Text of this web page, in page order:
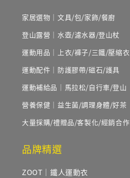
家居選物｜文具/包/家飾/餐廚
登山露營｜水壺/濾水器/登山杖
運動用品｜上衣/褲子/三鐵/壓縮衣
運動配件｜防護膠帶/磁石/護具
運動補給品｜馬拉松/自行車/登山
營養保健｜益生菌/調理身體/好茶
大量採購/禮贈品/客製化/經銷合作
品牌精選
ZOOT｜鐵人運動衣